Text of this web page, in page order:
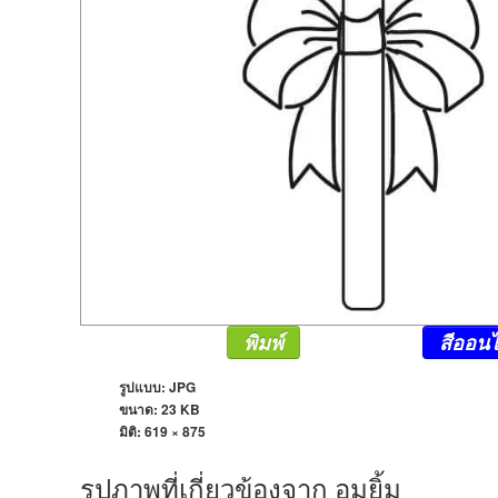
พิมพ์ สีออน
รูปแบบ: JPG
ขนาด: 23 KB
มิติ: 619 × 875
รูปภาพที่เกี่ยวข้องจาก อมยิ้ม